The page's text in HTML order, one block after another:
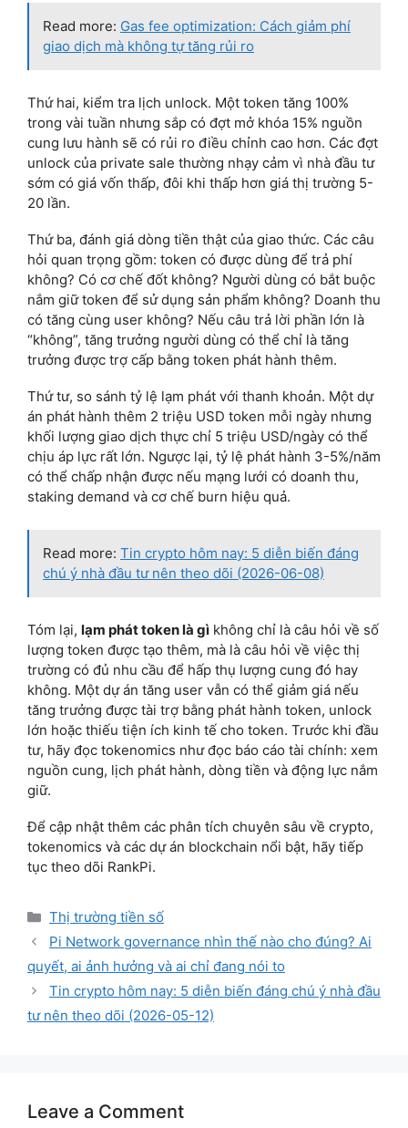
Read more: Gas fee optimization: Cách giảm phí
giao dịch mà không tự tăng rủi ro
Thứ hai, kiểm tra lịch unlock. Một token tăng 100%
trong vài tuần nhưng sắp có đợt mở khóa 15% nguồn
cung lưu hành sẽ có rủi ro điều chỉnh cao hơn. Các đợt
unlock của private sale thường nhạy cảm vì nhà đầu tư
sớm có giá vốn thấp, đôi khi thấp hơn giá thị trường 5-
20 lần.
Thứ ba, đánh giá dòng tiền thật của giao thức. Các câu
hỏi quan trọng gồm: token có được dùng để trả phí
không? Có cơ chế đốt không? Người dùng có bắt buộc
nắm giữ token để sử dụng sản phẩm không? Doanh thu
có tăng cùng user không? Nếu câu trả lời phần lớn là
“không”, tăng trưởng người dùng có thể chỉ là tăng
trưởng được trợ cấp bằng token phát hành thêm.
Thứ tư, so sánh tỷ lệ lạm phát với thanh khoản. Một dự
án phát hành thêm 2 triệu USD token mỗi ngày nhưng
khối lượng giao dịch thực chỉ 5 triệu USD/ngày có thể
chịu áp lực rất lớn. Ngược lại, tỷ lệ phát hành 3-5%/năm
có thể chấp nhận được nếu mạng lưới có doanh thu,
staking demand và cơ chế burn hiệu quả.
Read more: Tin crypto hôm nay: 5 diễn biến đáng
chú ý nhà đầu tư nên theo dõi (2026-06-08)
Tóm lại, lạm phát token là gì không chỉ là câu hỏi về số
lượng token được tạo thêm, mà là câu hỏi về việc thị
trường có đủ nhu cầu để hấp thụ lượng cung đó hay
không. Một dự án tăng user vẫn có thể giảm giá nếu
tăng trưởng được tài trợ bằng phát hành token, unlock
lớn hoặc thiếu tiện ích kinh tế cho token. Trước khi đầu
tư, hãy đọc tokenomics như đọc báo cáo tài chính: xem
nguồn cung, lịch phát hành, dòng tiền và động lực nắm
giữ.
Để cập nhật thêm các phân tích chuyên sâu về crypto,
tokenomics và các dự án blockchain nổi bật, hãy tiếp
tục theo dõi RankPi.
Categories
Thị trường tiền số
Pi Network governance nhìn thế nào cho đúng? Ai
quyết, ai ảnh hưởng và ai chỉ đang nói to
Tin crypto hôm nay: 5 diễn biến đáng chú ý nhà đầu
tư nên theo dõi (2026-05-12)
Leave a Comment